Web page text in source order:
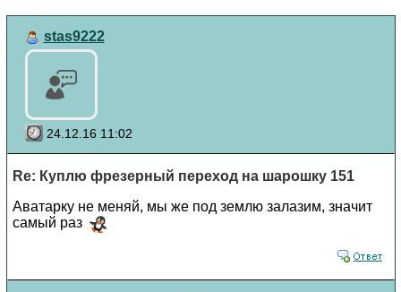
stas9222
24.12.16 11:02
Re: Куплю фрезерный переход на шарошку 151
Аватарку не меняй, мы же под землю залазим, значит
самый раз